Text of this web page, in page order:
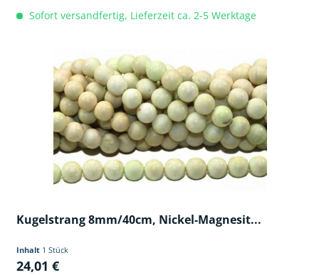
Sofort versandfertig, Lieferzeit ca. 2-5 Werktage
Kugelstrang 8mm/40cm, Nickel-Magnesit...
Inhalt 1 Stück
24,01 €